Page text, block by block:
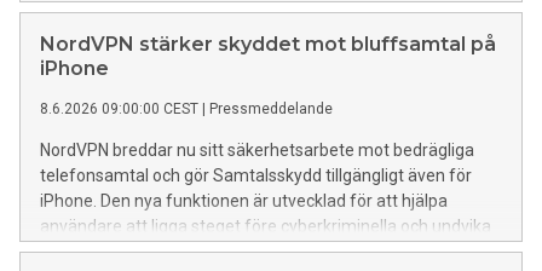
online ökat med sju år.
NordVPN stärker skyddet mot bluffsamtal på
iPhone
8.6.2026 09:00:00 CEST Pressmeddelande
NordVPN breddar nu sitt säkerhetsarbete mot bedrägliga
telefonsamtal och gör Samtalsskydd tillgängligt även för
iPhone. Den nya funktionen är utvecklad för att hjälpa
användare att ligga steget före cyberkriminella och undvika
misstänkta bedrägerisamtal.